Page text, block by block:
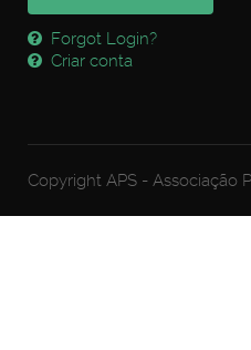
Forgot Login?
Criar conta
Copyright APS - Associação